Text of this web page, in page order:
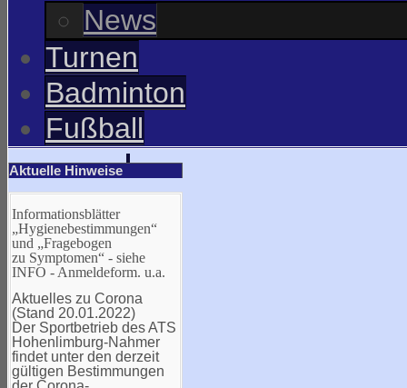
News
Turnen
Badminton
Fußball
Aktuelle Hinweise
Informationsblätter
„Hygienebestimmungen“
und „Fragebogen
zu Symptomen“ - siehe
INFO - Anmeldeform. u.a.
Aktuelles zu Corona
(Stand 20.01.2022)
Der Sportbetrieb des ATS
Hohenlimburg-Nahmer
findet unter den derzeit
gültigen Bestimmungen